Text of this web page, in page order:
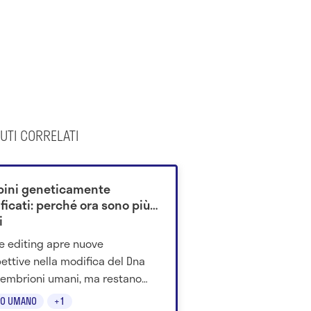
CORRELATI
UMANO +1
geneticamente
perché ora sono più
editing apre nuove
nella modifica del Dna
umani, ma restano
su sicurezza, mosaicismo e